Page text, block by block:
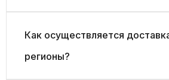
Как осуществляется
регионы?